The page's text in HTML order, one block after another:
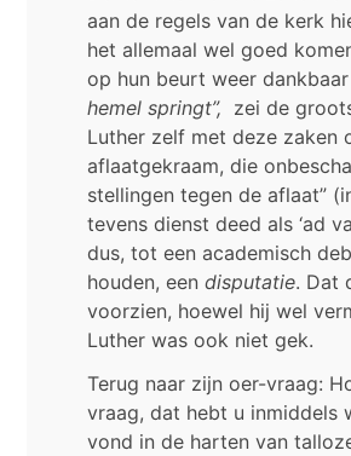
aan de regels van de kerk
het allemaal wel goed
op hun beurt weer
hemel springt”, zei de
Luther zelf met deze zaken
aflaatgekraam, die
stellingen tegen de aflaat”
tevens dienst deed als ‘ad
dus, tot een academisch
houden, een disputatie. Dat
voorzien, hoewel hij wel
Luther was ook niet gek.
Terug naar zijn oer-vraag:
vraag, dat hebt u inmiddels
vond in de harten van